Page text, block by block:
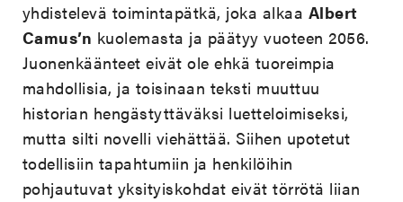
yhdistelevä toimintapätkä, joka alkaa Albert
Camus’n kuolemasta ja päätyy vuoteen 2056.
Juonenkäänteet eivät ole ehkä tuoreimpia
mahdollisia, ja toisinaan teksti muuttuu
historian hengästyttäväksi luetteloimiseksi,
mutta silti novelli viehättää. Siihen upotetut
todellisiin tapahtumiin ja henkilöihin
pohjautuvat yksityiskohdat eivät törrötä liian